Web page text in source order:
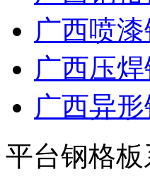
广西喷
广西压
广西异
平台钢格板